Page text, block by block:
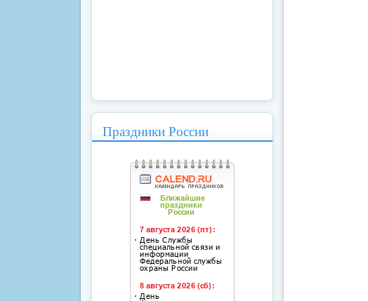
Праздники России